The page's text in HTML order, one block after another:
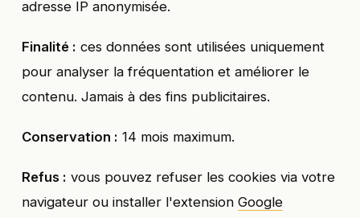
adresse IP anonymisée.
Finalité : ces données sont utilisées uniquement
pour analyser la fréquentation et améliorer le
contenu. Jamais à des fins publicitaires.
Conservation : 14 mois maximum.
Refus : vous pouvez refuser les cookies via votre
navigateur ou installer l'extension Google